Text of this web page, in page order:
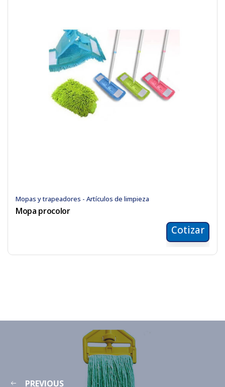
Mopas y trapeadores - Artículos de limpieza
Mopa procolor
Cotizar
PREVIOUS